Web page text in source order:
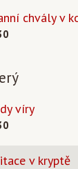
chvály v
víry
v kryptě